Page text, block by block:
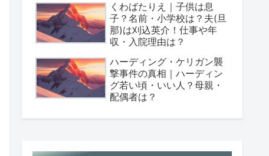
くわばたりえ｜子供は息
子？名前・小学校は？夫(旦
那)は刈込英介！仕事や年
収・入院理由は？
ハーディング・ケリガン襲
撃事件の真相｜ハーディン
グ若い頃・いい人？母親・
配偶者は？